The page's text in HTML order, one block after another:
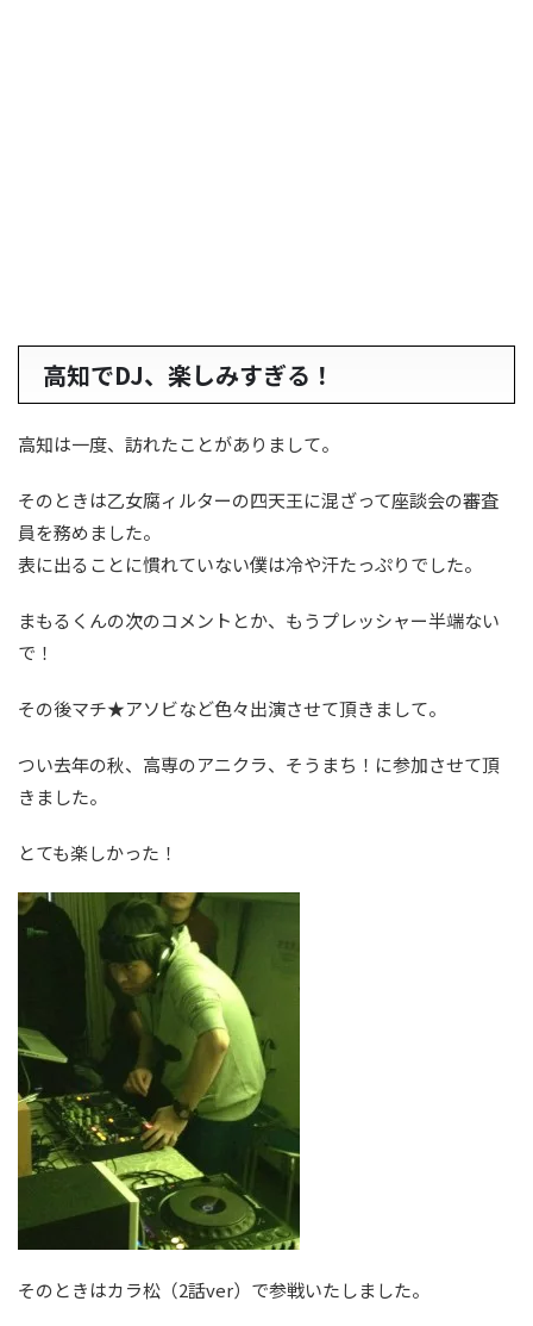
高知でDJ、楽しみすぎる！
高知は一度、訪れたことがありまして。
そのときは乙女腐ィルターの四天王に混ざって座談会の審査
員を務めました。
表に出ることに慣れていない僕は冷や汗たっぷりでした。
まもるくんの次のコメントとか、もうプレッシャー半端ない
で！
その後マチ★アソビなど色々出演させて頂きまして。
つい去年の秋、高専のアニクラ、そうまち！に参加させて頂
きました。
とても楽しかった！
そのときはカラ松（2話ver）で参戦いたしました。